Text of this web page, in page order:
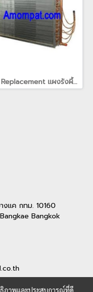
Coil Replacement แผงรังผึ้ง แผงคอยล์สำหรับเครื่องปรับอากาศเทรน TRANE(copy)(copy)(copy)(copy)
งแค กทม. 10160
Bangkok
ธิภาพและประสบการณ์ที่ดี